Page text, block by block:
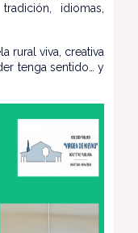
idiomas,
rural viva, creativa
tenga sentido… y